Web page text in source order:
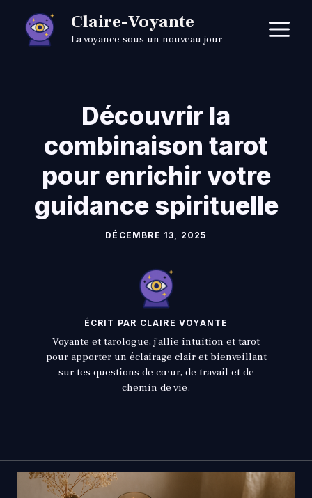
contenu
Claire-Voyante
La voyance sous un nouveau jour
Découvrir la
combinaison tarot
pour enrichir votre
guidance spirituelle
DÉCEMBRE 13, 2025
ÉCRIT PAR CLAIRE VOYANTE
Voyante et tarologue, j’allie intuition et tarot
pour apporter un éclairage clair et bienveillant
sur tes questions de cœur, de travail et de
chemin de vie.